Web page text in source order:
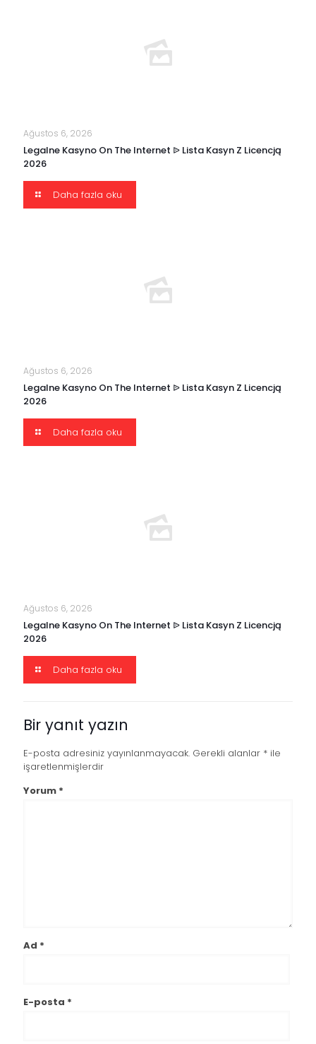
Ağustos 6, 2026
Legalne Kasyno On The Internet ᐉ Lista Kasyn Z Licencją
2026
Daha fazla oku
Ağustos 6, 2026
Legalne Kasyno On The Internet ᐉ Lista Kasyn Z Licencją
2026
Daha fazla oku
Ağustos 6, 2026
Legalne Kasyno On The Internet ᐉ Lista Kasyn Z Licencją
2026
Daha fazla oku
Bir yanıt yazın
E-posta adresiniz yayınlanmayacak. Gerekli alanlar * ile
işaretlenmişlerdir
Yorum *
Ad *
E-posta *